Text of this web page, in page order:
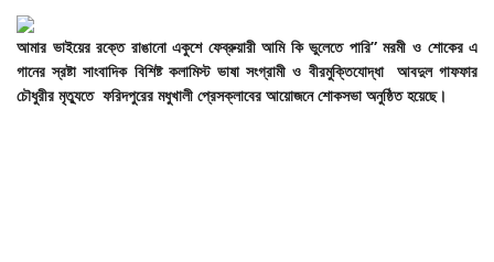
আমার ভাইয়েররক্তে রাঙানোএকুশে ফেব্রুয়ারীআমি কিভুলেতে পারি”মরমীও শোকেরএ
গানেরস্রষ্টাসাংবাদিক বিশিষ্ট কলামিস্ট ভাষাসংগ্রামীও বীরমুক্তিযোদ্ধা আবদুলগাফফার
চৌধুরীর মৃত্যুতে ফরিদপুরের মধুখালী প্রেসক্লাবের আয়োজনেশোকসভাঅনুষ্ঠিতহয়েছে।